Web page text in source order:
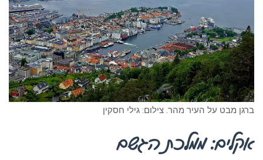
ברגן מבט על העיר מהר. צילום: גילי חסקין
אקלים: ממלכת הגשם